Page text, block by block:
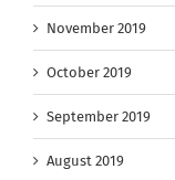
November 2019
October 2019
September 2019
August 2019